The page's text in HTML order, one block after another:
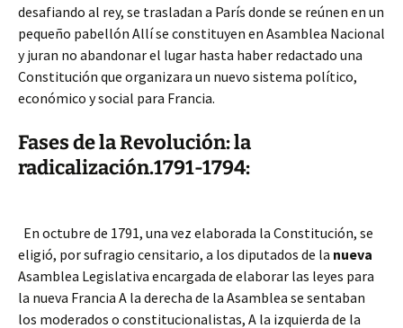
desafiando al rey, se trasladan a París donde se reúnen en un
pequeño pabellón Allí se constituyen en Asamblea Nacional
y juran no abandonar el lugar hasta haber redactado una
Constitución que organizara un nuevo sistema político,
económico y social para Francia.
Fases de la Revolución: la
radicalización.1791-1794:
En octubre de 1791, una vez elaborada la Constitución, se
eligió, por sufragio censitario, a los diputados de la nueva
Asamblea Legislativa encargada de elaborar las leyes para
la nueva Francia A la derecha de la Asamblea se sentaban
los moderados o constitucionalistas, A la izquierda de la